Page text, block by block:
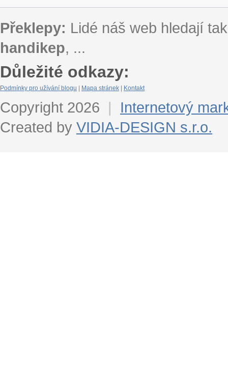
Překlepy: Lidé náš web hledají
handikep, ...
Důležité odkazy:
Podmínky pro užívání blogu Mapa stránek Kontakt
Copyright 2026 |
Internetový
Created by VIDIA-DESIGN s.r.o.